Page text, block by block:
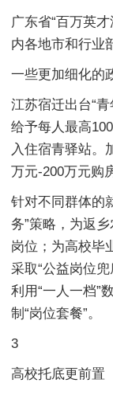
广东省“百万英
内各地市和行业
一些更加细化的
江苏宿迁出台“
给予每人最高
入住宿青驿站。
万元-200万元购
针对不同群体的
务”策略，为返
岗位；为高校毕
采取“公益岗位
利用“一人一档”
制“岗位套餐”。
3
高校托底更前置